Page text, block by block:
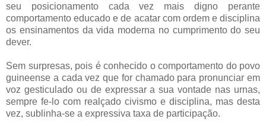
seu posicionamento cada vez mais digno perante
comportamento educado e de acatar com ordem e disciplina
os ensinamentos da vida moderna no cumprimento do seu
dever.
Sem surpresas, pois é conhecido o comportamento do povo
guineense a cada vez que for chamado para pronunciar em
voz gesticulado ou de expressar a sua vontade nas urnas,
sempre fe-lo com realçado civismo e disciplina, mas desta
vez, sublinha-se a expressiva taxa de participação.